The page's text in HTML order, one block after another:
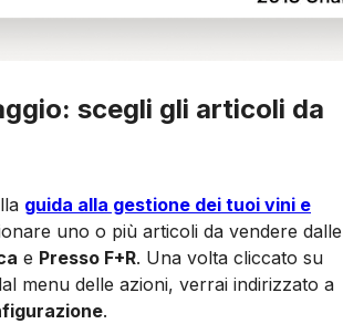
scegli gli articoli da
guida alla gestione dei tuoi vini e
uno o più articoli da vendere dalle
e Presso F+R. Una volta cliccato su
menu delle azioni, verrai indirizzato a
.